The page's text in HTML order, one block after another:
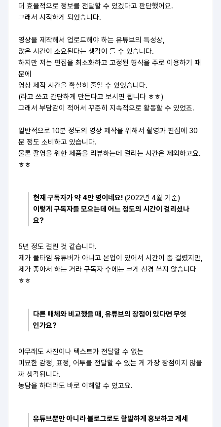
더 효율적으로 정보를 전달할 수 있겠다고 판단했어요.
그래서 시작하게 되었습니다.
영상을 제작해서 업로드해야 하는 유튜브의 특성상,
많은 시간이 소요된다는 생각이 들 수 있습니다.
하지만 저는 편집을 최소화하고 고정된 형식을 주로 이용하기 때
문에
영상 제작 시간을 확실히 줄일 수 있었습니다.
(라고 쓰고 간단하게 만든다고 보시면 됩니다 ㅎㅎ)
그래서 부담감이 적어서 꾸준히 지속적으로 활동할 수 있었죠.
일반적으로 10분 정도의 영상 제작을 위해서 촬영과 편집에 30
분 정도 소비하고 있습니다.
물론 촬영을 위한 제품을 리뷰하는데 걸리는 시간은 제외하고요.
ㅎㅎ
현재 구독자가 약 4만 명이네요! (2022년 4월 기준)
이렇게 구독자를 모으는데 어느 정도의 시간이 걸리셨나
요?
5년 정도 걸린 것 같습니다.
제가 풀타임 유튜버가 아니고 본업이 있어서 시간이 좀 걸렸지만,
제가 좋아서 하는 거라 구독자 수에는 크게 신경 쓰지 않습니다
ㅎㅎ
다른 매체와 비교했을 때, 유튜브의 장점이 있다면 무엇
인가요?
아무래도 사진이나 텍스트가 전달할 수 없는
미묘한 감정, 표정, 어투를 전달할 수 있는 게 가장 장점이지 않을
까 생각됩니다.
농담을 하더라도 바로 이해할 수 있고요.
유튜브뿐만 아니라 블로그로도 활발하게 홍보하고 계세